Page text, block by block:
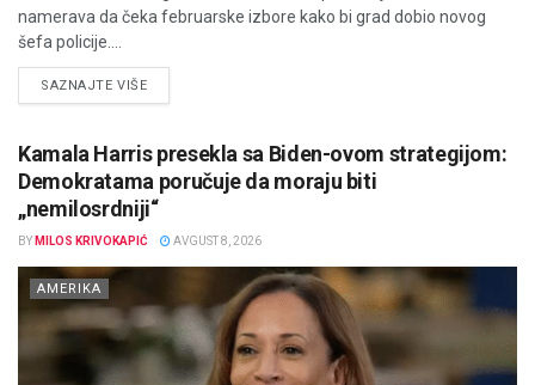
namerava da čeka februarske izbore kako bi grad dobio novog
šefa policije....
SAZNAJTE VIŠEDETAILS
Kamala Harris presekla sa Biden-ovom strategijom:
Demokratama poručuje da moraju biti
„nemilosrdniji“
BY MILOS KRIVOKAPIĆ AVGUST 8, 2026
AMERIKA